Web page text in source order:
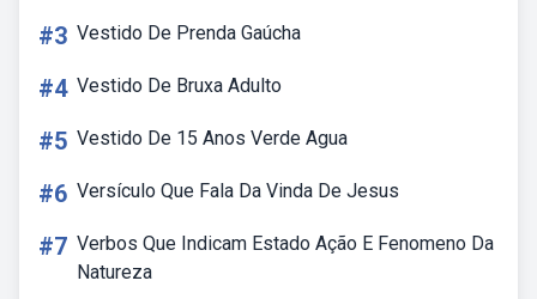
#3 Vestido De Prenda Gaúcha
#4 Vestido De Bruxa Adulto
#5 Vestido De 15 Anos Verde Agua
#6 Versículo Que Fala Da Vinda De Jesus
#7 Verbos Que Indicam Estado Ação E Fenomeno Da
Natureza